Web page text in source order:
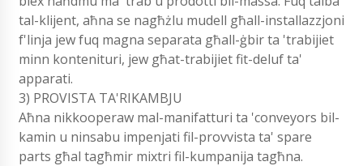
tal-klijent, aħna se nagħżlu mudell għall-installazzjoni
f'linja jew fuq magna separata għall-ġbir ta 'trabijiet
minn kontenituri, jew għat-trabijiet fit-deluf ta'
apparati.
3) PROVISTA TA'RIKAMBJU
Aħna nikkooperaw mal-manifatturi ta 'conveyors bil-
kamin u ninsabu impenjati fil-provvista ta' spare
parts għal tagħmir mixtri fil-kumpanija tagħna.